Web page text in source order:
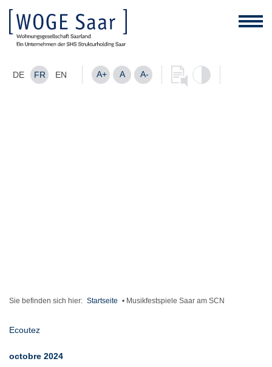
DE FR EN A+ A A-
Sie befinden sich hier: Startseite • Musikfestspiele Saar am SCN
Ecoutez
octobre 2024